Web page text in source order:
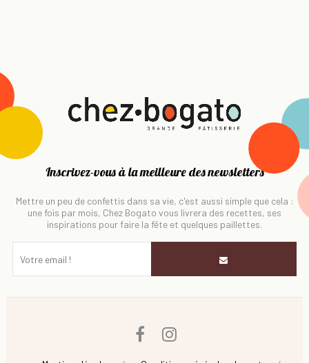
Inscrivez-vous à la meilleure des newsletters
Mettre un peu de confettis dans sa vie, c'est aussi simple que cela :
une fois par mois, Chez Bogato vous livrera des recettes, ses
inspirations pour faire la fête et quelques paillettes.
Facebook